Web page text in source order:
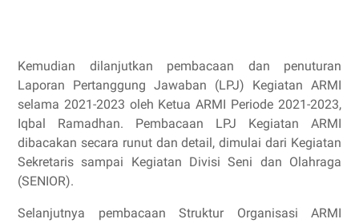
Kemudian dilanjutkan pembacaan dan penuturan
Laporan Pertanggung Jawaban (LPJ) Kegiatan ARMI
selama 2021-2023 oleh Ketua ARMI Periode 2021-2023,
Iqbal Ramadhan. Pembacaan LPJ Kegiatan ARMI
dibacakan secara runut dan detail, dimulai dari Kegiatan
Sekretaris sampai Kegiatan Divisi Seni dan Olahraga
(SENIOR).
Selanjutnya pembacaan Struktur Organisasi ARMI